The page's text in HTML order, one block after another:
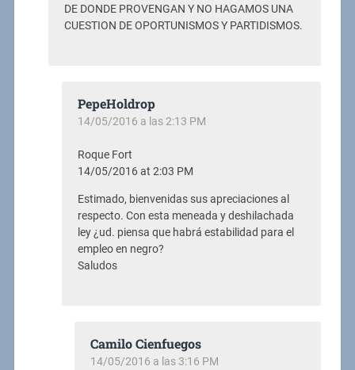
DE DONDE PROVENGAN Y NO HAGAMOS UNA
CUESTION DE OPORTUNISMOS Y PARTIDISMOS.
PepeHoldrop
14/05/2016 a las 2:13 PM
Roque Fort
14/05/2016 at 2:03 PM
Estimado, bienvenidas sus apreciaciones al
respecto. Con esta meneada y deshilachada
ley ¿ud. piensa que habrá estabilidad para el
empleo en negro?
Saludos
Camilo Cienfuegos
14/05/2016 a las 3:16 PM